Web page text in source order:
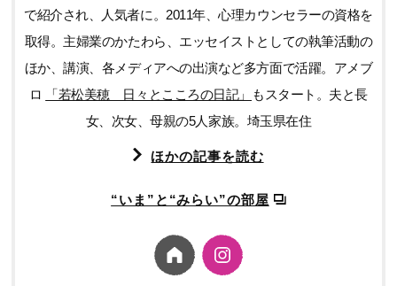
で紹介され、人気者に。2011年、心理カウンセラーの資格を
取得。主婦業のかたわら、エッセイストとしての執筆活動の
ほか、講演、各メディアへの出演など多方面で活躍。アメブ
ロ
「若松美穂 日々とこころの日記」
もスタート。夫と長
女、次女、母親の5人家族。埼玉県在住
ほかの記事を読む
“いま”と“みらい”の部屋